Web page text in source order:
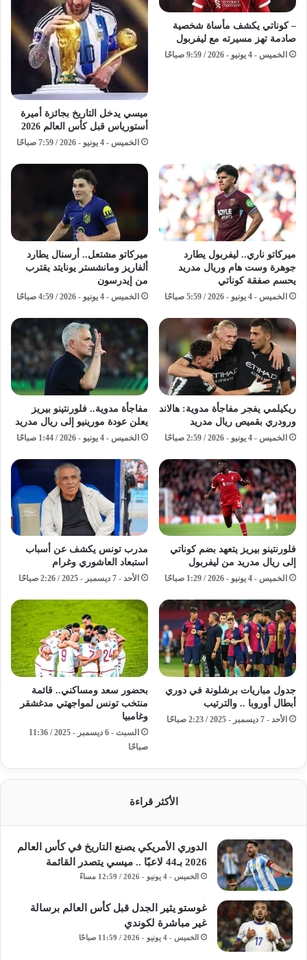
– كوناتي يكشف مأساة شخصية
صادمة تهز مسيرته مع ليفربول
الخميس - 4 يونيو - 2026 / 9:59 صباحًا
ميسي يدخل التاريخ بجائزة أميرة
أستورياس قبل كأس العالم 2026
الخميس - 4 يونيو - 2026 / 7:59 صباحًا
ميركاتو ناري.. ليفربول يطارد
جوهرة وست هام وريال مدريد
يحسم صفقة كوناتي
الخميس - 4 يونيو - 2026 / 5:59 صباحًا
ميركاتو مشتعل.. أرسنال يطارد
ألفاريز ومانشستر يونايتد يقترب
من إيدرسون
الخميس - 4 يونيو - 2026 / 4:59 صباحًا
ريكيلمي يفجر مفاجأة مدوية: هالاند
ورودري بقميص ريال مدريد
الخميس - 4 يونيو - 2026 / 2:59 صباحًا
مفاجأة مدوية.. فلورنتينو بيريز
يعلن عودة مورينيو إلى ريال مدريد
الخميس - 4 يونيو - 2026 / 1:44 صباحًا
فلورنتينو بيريز يتعهد بضم كوناتي
إلى ريال مدريد من ليفربول
الخميس - 4 يونيو - 2026 / 1:29 صباحًا
مدرب تونس يكشف عن أسباب
استبعاد العاشوري وغرام
الأحد - 7 ديسمبر - 2025 / 2:26 صباحًا
جدول مباريات برشلونة في دوري
أبطال أوروبا .. والترتيب
الأحد - 7 ديسمبر - 2025 / 2:23 صباحًا
بحضور سعد ومساكني.. قائمة
منتخب تونس لمواجهتي مدغشقر
وغامبيا
السبت - 6 ديسمبر - 2025 / 11:36
صباحًا
الأكثر قراءة
الدوري الأمريكي يصنع التاريخ في كأس العالم
2026 بـ44 لاعبًا .. ميسي يتصدر القائمة
الخميس - 4 يونيو - 2026 / 12:59 مساءً
غوستو يثير الجدل قبل كأس العالم برسالة
غير مباشرة لكوندي
الخميس - 4 يونيو - 2026 / 11:59 صباحًا